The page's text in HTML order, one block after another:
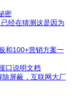
密
经在猜测这是因为
和100+营销方案一
口说明文档
除屏蔽，互联网大厂